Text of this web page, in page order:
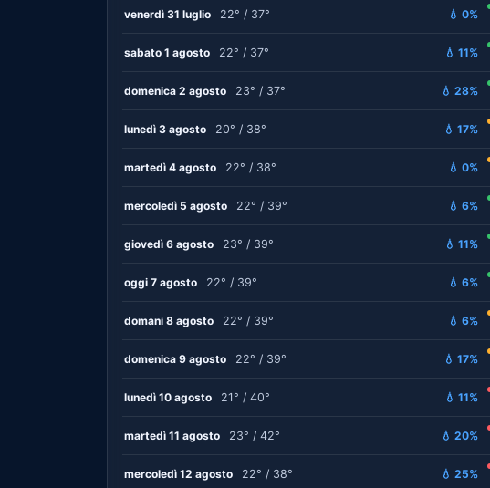
venerdì 31 luglio 22° / 37° 💧 0%
sabato 1 agosto 22° / 37° 💧 11%
domenica 2 agosto 23° / 37° 💧 28%
lunedì 3 agosto 20° / 38° 💧 17%
martedì 4 agosto 22° / 38° 💧 0%
mercoledì 5 agosto 22° / 39° 💧 6%
giovedì 6 agosto 23° / 39° 💧 11%
oggi 7 agosto 22° / 39° 💧 6%
domani 8 agosto 22° / 39° 💧 6%
domenica 9 agosto 22° / 39° 💧 17%
lunedì 10 agosto 21° / 40° 💧 11%
martedì 11 agosto 23° / 42° 💧 20%
mercoledì 12 agosto 22° / 38° 💧 25%